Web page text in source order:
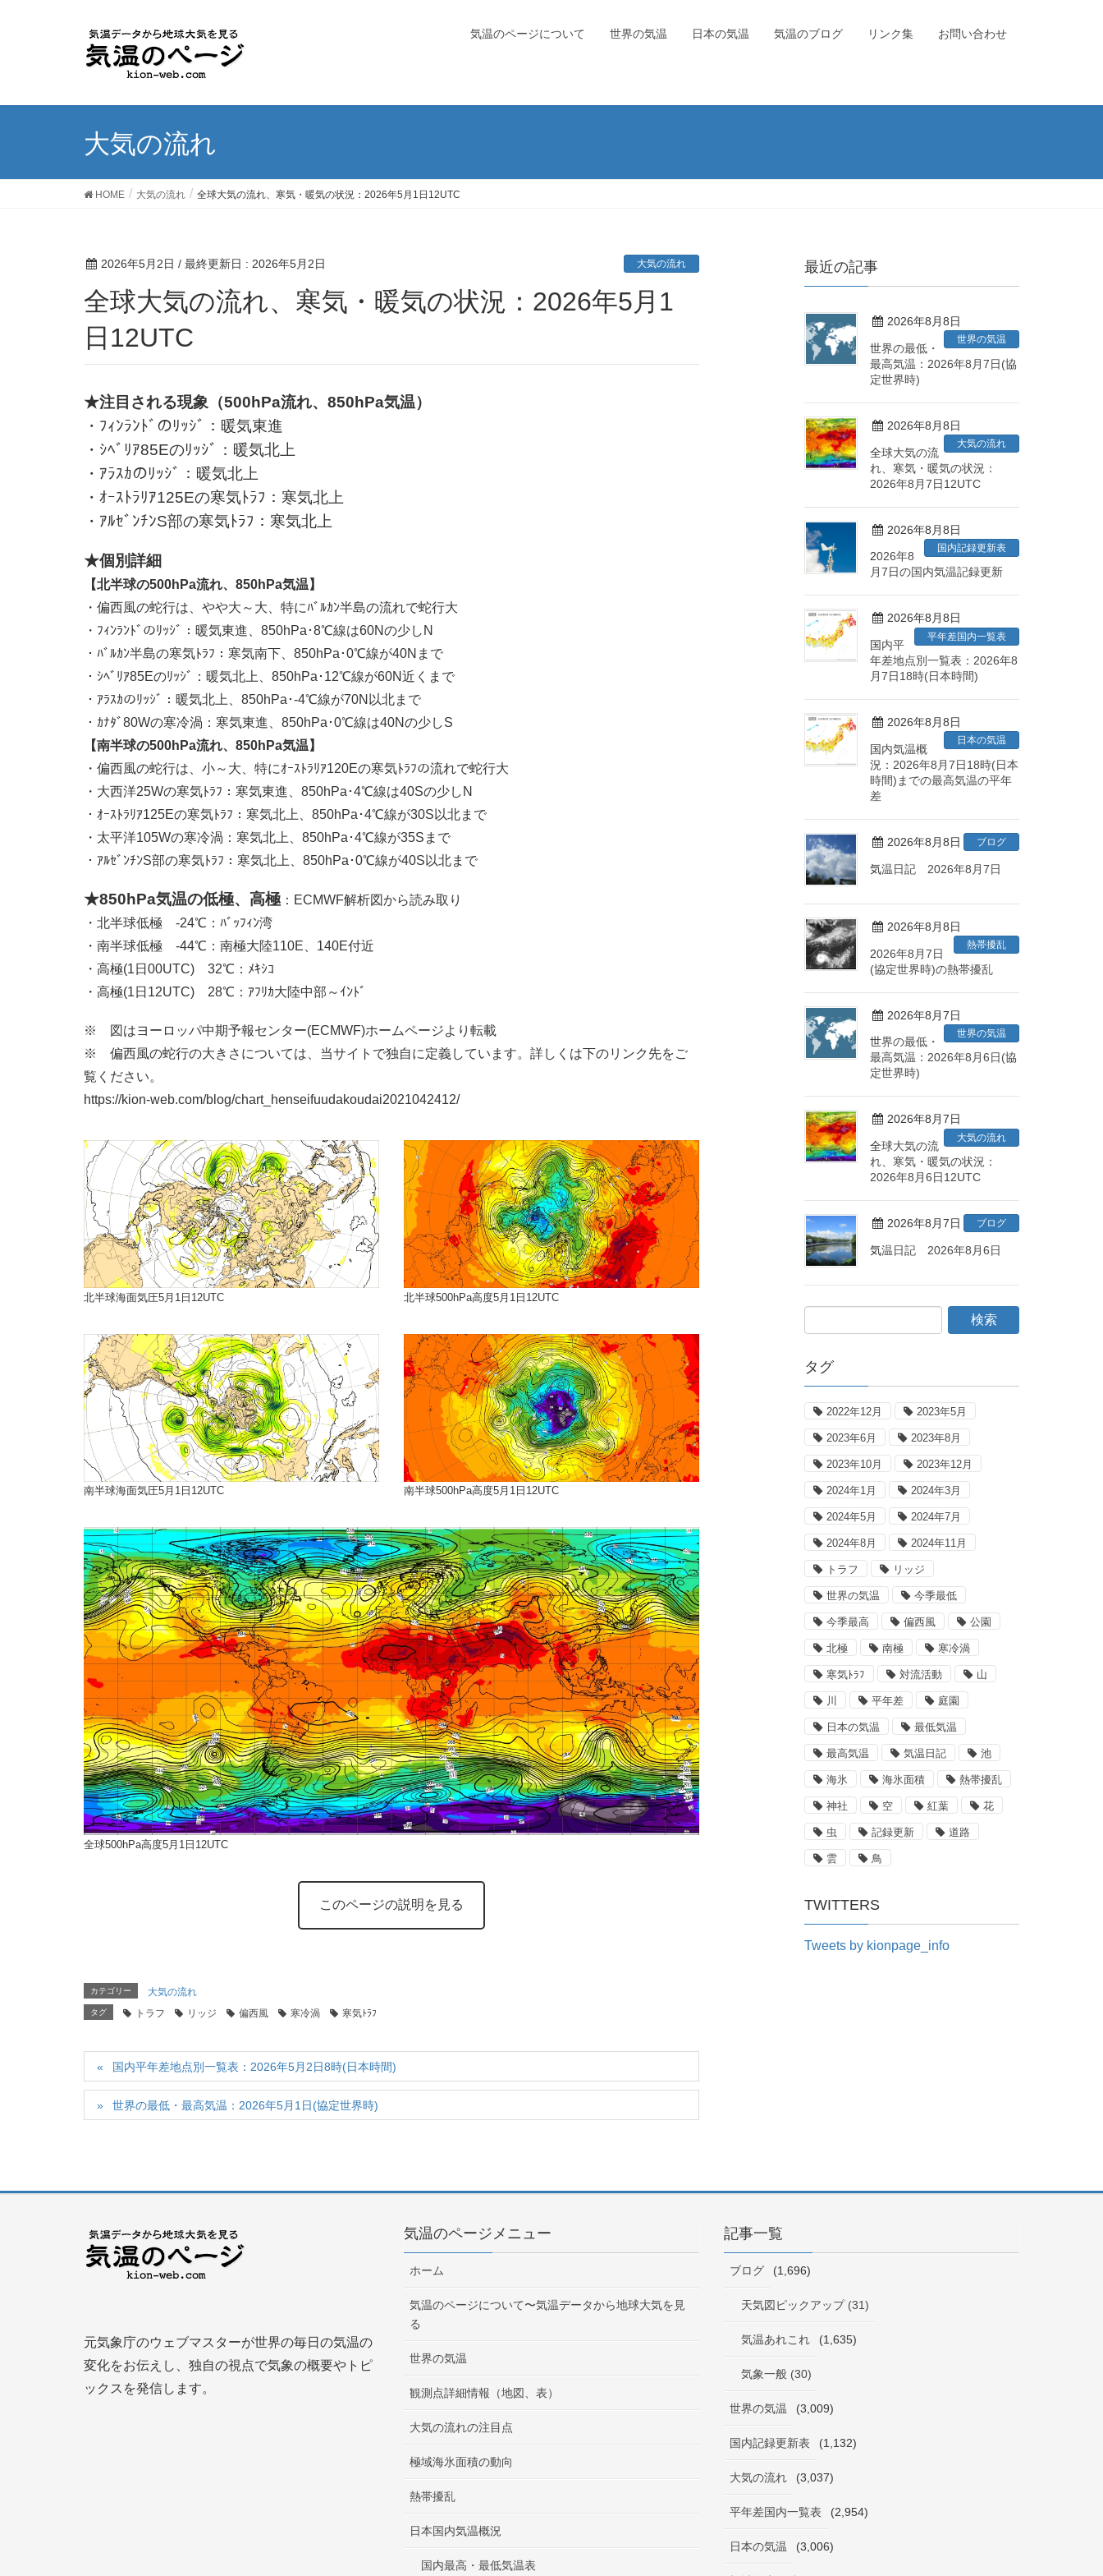
気温のページについて 世界の気温 日本の気温 気温のブログ リンク集 お問い合わせ
大気の流れ
HOME 大気の流れ 全球大気の流れ、寒気・暖気の状況：2026年5月1日12UTC
2026年5月2日 / 最終更新日 : 2026年5月2日 大気の流れ
全球大気の流れ、寒気・暖気の状況：2026年5月1
日12UTC
★注目される現象（500hPa流れ、850hPa気温）
・ﾌｨﾝﾗﾝﾄﾞのﾘｯｼﾞ：暖気東進
・ｼﾍﾞﾘｱ85Eのﾘｯｼﾞ：暖気北上
・ｱﾗｽｶのﾘｯｼﾞ：暖気北上
・ｵｰｽﾄﾗﾘｱ125Eの寒気ﾄﾗﾌ：寒気北上
・ｱﾙｾﾞﾝﾁﾝS部の寒気ﾄﾗﾌ：寒気北上
★個別詳細
【北半球の500hPa流れ、850hPa気温】
・偏西風の蛇行は、やや大～大、特にﾊﾞﾙｶﾝ半島の流れで蛇行大
・ﾌｨﾝﾗﾝﾄﾞのﾘｯｼﾞ：暖気東進、850hPa･8℃線は60Nの少しN
・ﾊﾞﾙｶﾝ半島の寒気ﾄﾗﾌ：寒気南下、850hPa･0℃線が40Nまで
・ｼﾍﾞﾘｱ85Eのﾘｯｼﾞ：暖気北上、850hPa･12℃線が60N近くまで
・ｱﾗｽｶのﾘｯｼﾞ：暖気北上、850hPa･-4℃線が70N以北まで
・ｶﾅﾀﾞ80Wの寒冷渦：寒気東進、850hPa･0℃線は40Nの少しS
【南半球の500hPa流れ、850hPa気温】
・偏西風の蛇行は、小～大、特にｵｰｽﾄﾗﾘｱ120Eの寒気ﾄﾗﾌの流れで蛇行大
・大西洋25Wの寒気ﾄﾗﾌ：寒気東進、850hPa･4℃線は40Sの少しN
・ｵｰｽﾄﾗﾘｱ125Eの寒気ﾄﾗﾌ：寒気北上、850hPa･4℃線が30S以北まで
・太平洋105Wの寒冷渦：寒気北上、850hPa･4℃線が35Sまで
・ｱﾙｾﾞﾝﾁﾝS部の寒気ﾄﾗﾌ：寒気北上、850hPa･0℃線が40S以北まで
★850hPa気温の低極、高極 ：ECMWF解析図から読み取り
・北半球低極 -24℃：ﾊﾞｯﾌｨﾝ湾
・南半球低極 -44℃：南極大陸110E、140E付近
・高極(1日00UTC) 32℃：ﾒｷｼｺ
・高極(1日12UTC) 28℃：ｱﾌﾘｶ大陸中部～ｲﾝﾄﾞ
※ 図はヨーロッパ中期予報センター(ECMWF)ホームページより転載
※ 偏西風の蛇行の大きさについては、当サイトで独自に定義しています。詳しくは下のリンク先をご
覧ください。
https://kion-web.com/blog/chart_henseifuudakoudai2021042412/
北半球海面気圧5月1日12UTC 北半球500hPa高度5月1日12UTC
南半球海面気圧5月1日12UTC 南半球500hPa高度5月1日12UTC
全球500hPa高度5月1日12UTC
このページの説明を見る
カテゴリー 大気の流れ
タグ トラフ リッジ 偏西風 寒冷渦 寒気ﾄﾗﾌ
国内平年差地点別一覧表：2026年5月2日8時(日本時間)
世界の最低・最高気温：2026年5月1日(協定世界時)
最近の記事
2026年8月8日
世界の気温
世界の最低・
最高気温：2026年8月7日(協
定世界時)
2026年8月8日
大気の流れ
全球大気の流
れ、寒気・暖気の状況：
2026年8月7日12UTC
2026年8月8日
国内記録更新表
2026年8
月7日の国内気温記録更新
2026年8月8日
平年差国内一覧表
国内平
年差地点別一覧表：2026年8
月7日18時(日本時間)
2026年8月8日
日本の気温
国内気温概
況：2026年8月7日18時(日本
時間)までの最高気温の平年
差
2026年8月8日 ブログ
気温日記 2026年8月7日
2026年8月8日
熱帯擾乱
2026年8月7日
(協定世界時)の熱帯擾乱
2026年8月7日
世界の気温
世界の最低・
最高気温：2026年8月6日(協
定世界時)
2026年8月7日
大気の流れ
全球大気の流
れ、寒気・暖気の状況：
2026年8月6日12UTC
2026年8月7日 ブログ
気温日記 2026年8月6日
タグ
2022年12月 2023年5月
2023年6月 2023年8月
2023年10月 2023年12月
2024年1月 2024年3月
2024年5月 2024年7月
2024年8月 2024年11月
トラフ リッジ
世界の気温 今季最低
今季最高 偏西風 公園
北極 南極 寒冷渦
寒気ﾄﾗﾌ 対流活動 山
川 平年差 庭園
日本の気温 最低気温
最高気温 気温日記 池
海氷 海氷面積 熱帯擾乱
神社 空 紅葉 花
虫 記録更新 道路
雲 鳥
TWITTERS
Tweets by kionpage_info
元気象庁のウェブマスターが世界の毎日の気温の
変化をお伝えし、独自の視点で気象の概要やトピ
ックスを発信します。
気温のページメニュー
ホーム
気温のページについて〜気温データから地球大気を見
る
世界の気温
観測点詳細情報（地図、表）
大気の流れの注目点
極域海氷面積の動向
熱帯擾乱
日本国内気温概況
国内最高・最低気温表
記事一覧
ブログ (1,696)
天気図ピックアップ (31)
気温あれこれ (1,635)
気象一般 (30)
世界の気温 (3,009)
国内記録更新表 (1,132)
大気の流れ (3,037)
平年差国内一覧表 (2,954)
日本の気温 (3,006)